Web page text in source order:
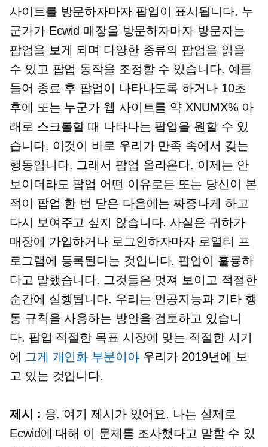
사이트를 방문하자마자 팝업이 표시됩니다. 누
군가가 Ecwid 매장을 방문하자마자 방문자는
팝업을 보게 되며 다양한 종류의 팝업을 읽을
수 있고 팝업 동작을 조정할 수 있습니다. 예를
들어 종료 후 팝업이 나타나도록 하거나 10초
후에 또는 누군가 웹 사이트를 약 XNUMX% 아
래로 스크롤할 때 나타나는 팝업을 원할 수 있
습니다. 이것이 바로 우리가 만족 속에서 갖는
행동입니다. 그래서 팝업 올라온다. 이제는 안
보이더라도 팝업 어떤 이유로든 또는 당신이 본
적이 팝업 한 번 닫은 다음에는 짜증나게 하고
다시 보여주고 싶지 않습니다. 사실은 귀하가
매장에 가입하거나 로그인하자마자 로열티 프
로그램에 등록된다는 것입니다. 팝업이 훌륭하
다고 말했습니다. 그것들은 멋져 보이고 적절한
순간에 실행됩니다. 우리는 인공지능과 기타 행
동 규칙을 사용하는 방안을 검토하고 있습니
다. 팝업 적절한 목표 시장에 맞는 적절한 시기
에
그게 개인화 부분이야우리가 2019년에 보
고 있는 것입니다.
제시 : 응. 여기 제시가 있어요. 나는 실제로
Ecwid에 대해 이 문제를 조사했다고 말할 수 있